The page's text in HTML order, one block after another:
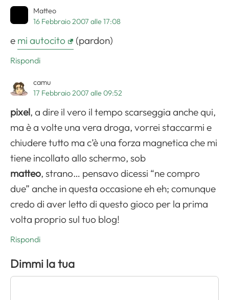
Matteo
16 Febbraio 2007 alle 17:08
e mi autocito (pardon)
Rispondi
camu
17 Febbraio 2007 alle 09:52
pixel, a dire il vero il tempo scarseggia anche qui,
ma è a volte una vera droga, vorrei staccarmi e
chiudere tutto ma c’è una forza magnetica che mi
tiene incollato allo schermo, sob
matteo, strano… pensavo dicessi “ne compro
due” anche in questa occasione eh eh; comunque
credo di aver letto di questo gioco per la prima
volta proprio sul tuo blog!
Rispondi
Dimmi la tua